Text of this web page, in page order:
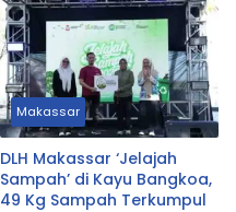
Makassar
DLH Makassar ‘Jelajah
Sampah’ di Kayu Bangkoa,
49 Kg Sampah Terkumpul